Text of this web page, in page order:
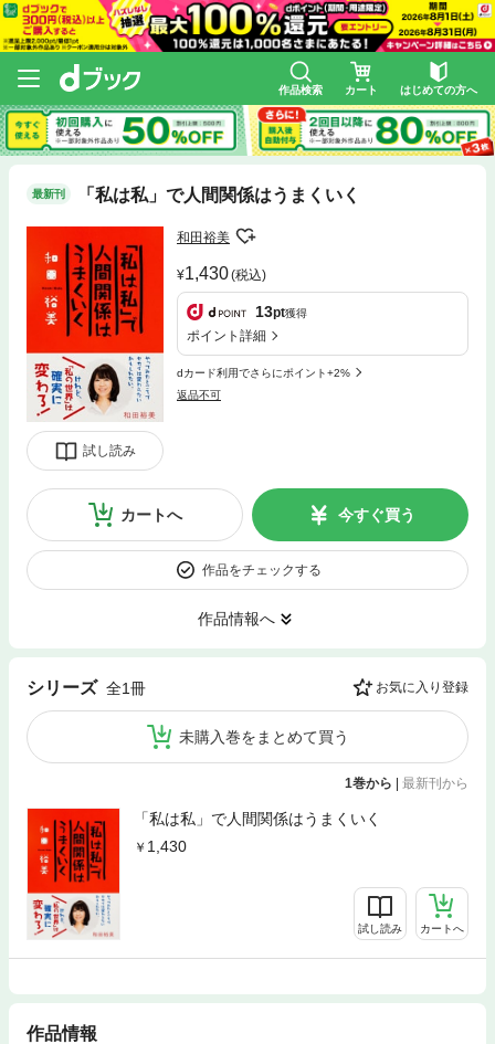
作品検索 カート はじめての方へ
最新刊 「私は私」で人間関係はうまくいく
試し読み
和田裕美
1,430(税込)
13pt獲得
ポイント詳細
dカード利用でさらにポイント+2%
返品不可
カートへ 今すぐ買う
作品をチェックする
作品情報へ
シリーズ 全1冊 お気に入り登録
未購入巻をまとめて買う
1巻から | 最新刊から
「私は私」で人間関係はうまくいく
1,430
試し読み カートへ
作品情報